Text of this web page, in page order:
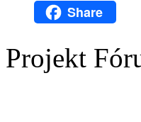
WhatsAppShare
Projekt